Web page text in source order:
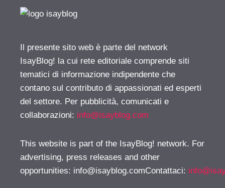
Il presente sito web è parte del network
IsayBlog! la cui rete editoriale comprende siti
tematici di informazione indipendente che
contano sul contributo di appassionati ed esperti
del settore. Per pubblicità, comunicati e
collaborazioni: info@isayblog.com
This website is part of the IsayBlog! network. For
advertising, press releases and other
opportunities: info@isayblog.comContattaci: